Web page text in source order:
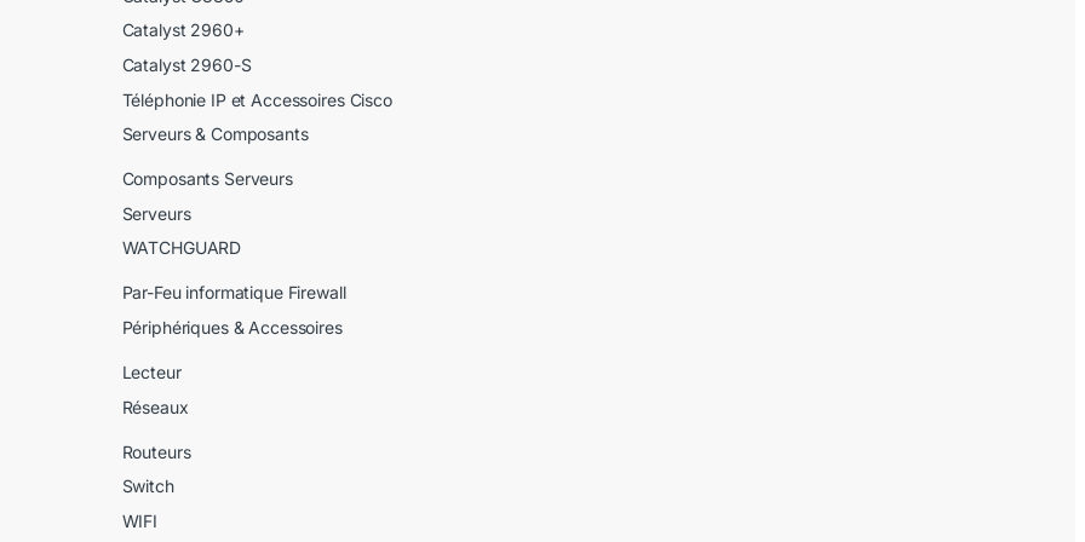
Catalyst 2960+
Catalyst 2960-S
Téléphonie IP et Accessoires Cisco
Serveurs & Composants
Composants Serveurs
Serveurs
WATCHGUARD
Par-Feu informatique Firewall
Périphériques & Accessoires
Lecteur
Réseaux
Routeurs
Switch
WIFI